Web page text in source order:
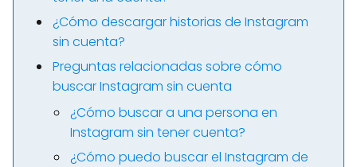
¿Cómo descargar historias de Instagram
sin cuenta?
Preguntas relacionadas sobre cómo
buscar Instagram sin cuenta
¿Cómo buscar a una persona en
Instagram sin tener cuenta?
¿Cómo puedo buscar el Instagram de